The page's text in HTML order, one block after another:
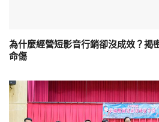
為什麼經營短影音行銷卻沒成效？揭
命傷